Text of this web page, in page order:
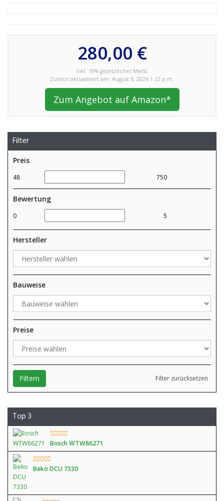
280,00 €
inkl. 19% gesetzlicher MwSt.
Zuletzt aktualisiert am: August 6, 2026 1:22 p.m.
Zum Angebot auf Amazon*
Filter
Preis
48 750
Bewertung
0 5
Hersteller
Bauweise
Preise
Filter zurücksetzen
Filtern
Top 3
Bosch WTW86271
Beko DCU 7330